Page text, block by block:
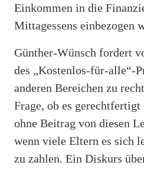
Einkommen in die
Mittagessens einbezogen
Günther-Wünsch fordert
des „Kostenlos-für-alle“-
anderen Bereichen zu
Frage, ob es
ohne Beitrag von diesen
wenn viele Eltern es sich
zu zahlen. Ein Diskurs